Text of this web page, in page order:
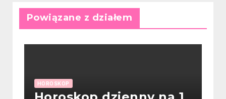
Powiązane z działem
HOROSKOP